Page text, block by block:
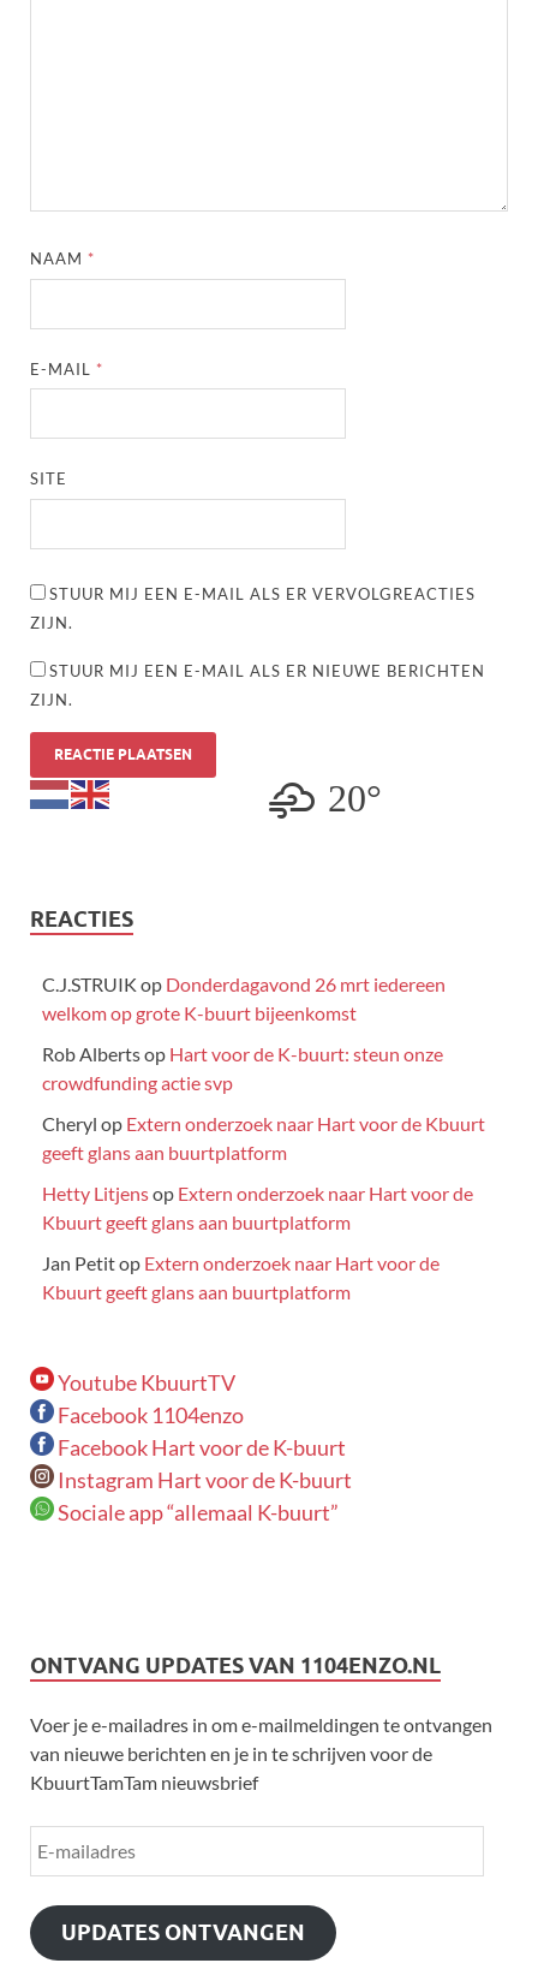
NAAM *
E-MAIL *
SITE
STUUR MIJ EEN E-MAIL ALS ER VERVOLGREACTIES
ZIJN.
STUUR MIJ EEN E-MAIL ALS ER NIEUWE BERICHTEN
ZIJN.
20°
REACTIES
C.J.STRUIK op Donderdagavond 26 mrt iedereen
welkom op grote K-buurt bijeenkomst
Rob Albertsop Hart voor de K-buurt: steun onze
crowdfunding actie svp
Cheryl op Extern onderzoek naar Hart voor de Kbuurt
geeft glans aan buurtplatform
Hetty Litjensop Extern onderzoek naar Hart voor de
Kbuurt geeft glans aan buurtplatform
Jan Petitop Extern onderzoek naar Hart voor de
Kbuurt geeft glans aan buurtplatform
Youtube KbuurtTV
Facebook 1104enzo
Facebook Hart voor de K-buurt
Instagram Hart voor de K-buurt
Sociale app “allemaal K-buurt”
ONTVANG UPDATES VAN 1104ENZO.NL
Voer je e-mailadres in om e-mailmeldingen te ontvangen
van nieuwe berichten en je in te schrijven voor de
KbuurtTamTam nieuwsbrief
UPDATES ONTVANGEN